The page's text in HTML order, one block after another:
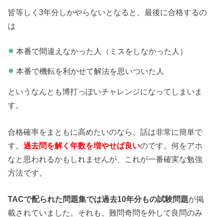
皆等しく3年分しかやらないとなると、最後に合格するの
は
本番で間違えなかった人（ミスをしなかった人）
本番で機転を利かせて解法を思いついた人
というなんとも博打っぽいチャレンジになってしまいま
す。
合格確率をまともに高めたいのなら、話は非常に簡単で
す。過去問を解く年数を増やせば良いのです。何をアホ
なと思われるかもしれませんが、これが一番確実な勉強
方法です。
TACで配られた問題集では過去10年分もの試験問題が掲
載されていました。それも、難問奇問を外して良問のみ